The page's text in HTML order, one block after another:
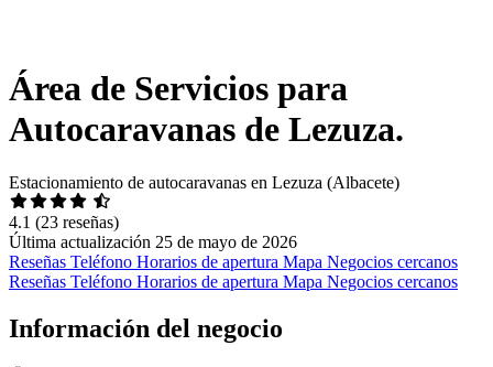
Área de Servicios para
Autocaravanas de Lezuza.
Estacionamiento de autocaravanas en Lezuza (Albacete)
4.1 (23 reseñas)
Última actualización 25 de mayo de 2026
Reseñas Teléfono Horarios de apertura Mapa Negocios cercanos
Reseñas Teléfono Horarios de apertura Mapa Negocios cercanos
Información del negocio